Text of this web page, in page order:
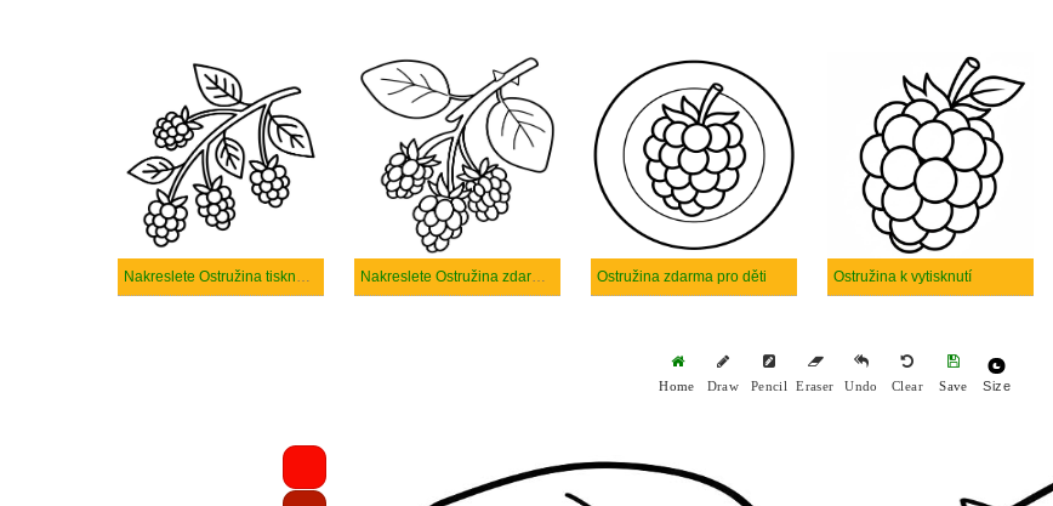
Nakreslete Ostružina tisknutelné pro děti Nakreslete Ostružina zdarma základní tisknutelné Ostružina zdarma pro děti Ostružina k vytisknutí
Home Draw Pencil Eraser Undo Clear Save Size